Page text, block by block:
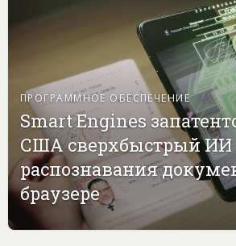
ПРОГРАММНОЕ ОБЕСПЕЧЕНИЕ
Smart Engines
США сверхбыстрый ИИ
распознавания
браузере